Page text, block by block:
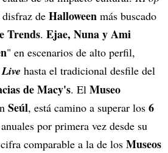
de Halloween más buscado
Trends. Ejae, Nuna y Ami
" en escenarios de alto perfil,
hasta el tradicional desfile del
de Macy's. El Museo
Seúl, está camino a superar los 6
por primera vez desde su
comparable a la de los Museos